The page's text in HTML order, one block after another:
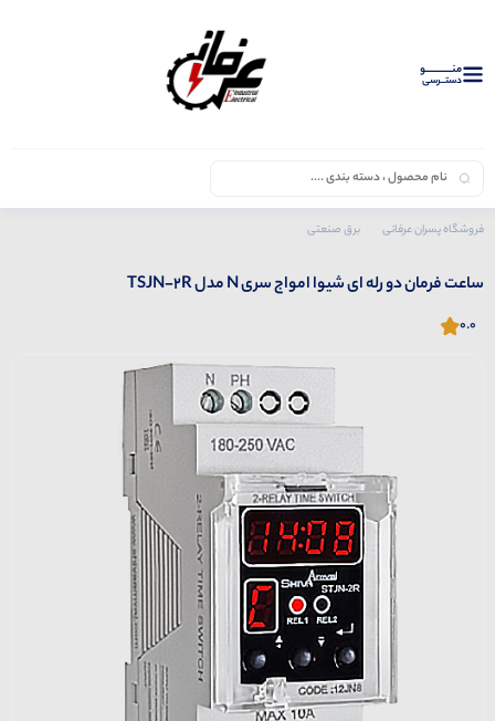
منــــــــــــو
دستــرسی
فروشگاه پسران عرفانی برق صنعتی
ساعت فرمان دو رله ای شیوا امواج سری N مدل TSJN-2R
0.0